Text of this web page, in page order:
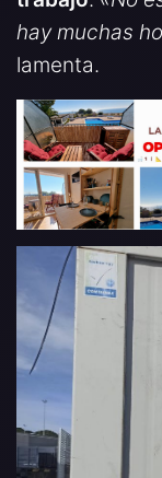
hay muchas
lamenta.